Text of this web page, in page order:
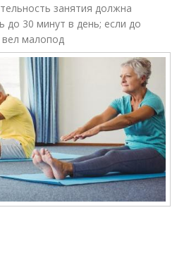
занятия должна
до 30 минут в день; если до
малопод